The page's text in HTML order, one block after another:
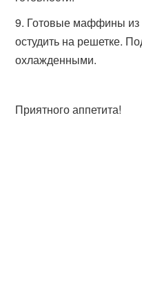
Готовые маффины из
остудить на решетке.
охлажденными.
Приятного аппетита!